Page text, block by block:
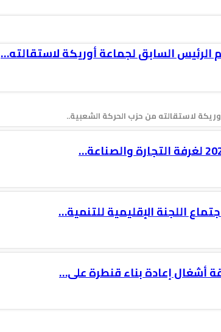
السابق لجماعة أوريكة لاستقالته…
لاستقالته من حزب الحركة الشعبية..
اللجنة الإقليمية للتنمية…
أشغال إعادة بناء قنطرة على…